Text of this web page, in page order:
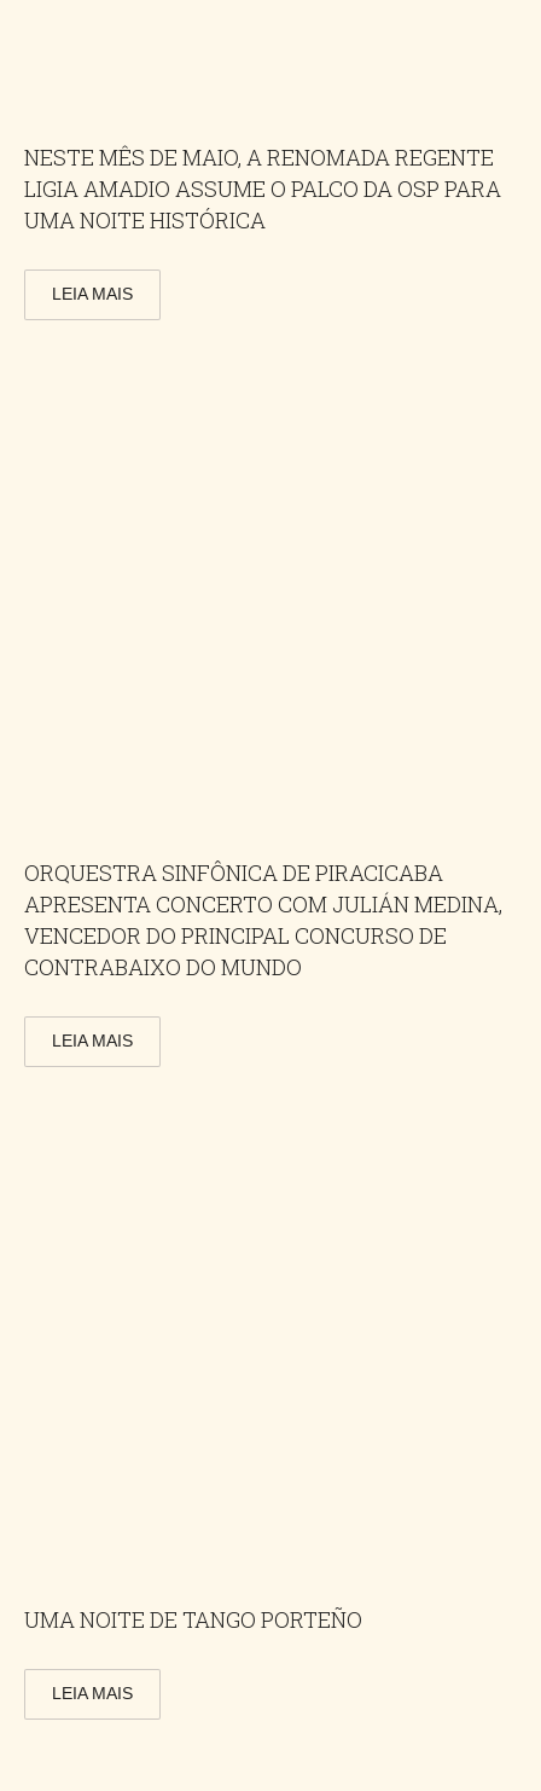
NESTE MÊS DE MAIO, A RENOMADA REGENTE
LIGIA AMADIO ASSUME O PALCO DA OSP PARA
UMA NOITE HISTÓRICA
LEIA MAIS
ORQUESTRA SINFÔNICA DE PIRACICABA
APRESENTA CONCERTO COM JULIÁN MEDINA,
VENCEDOR DO PRINCIPAL CONCURSO DE
CONTRABAIXO DO MUNDO
LEIA MAIS
UMA NOITE DE TANGO PORTEÑO
LEIA MAIS